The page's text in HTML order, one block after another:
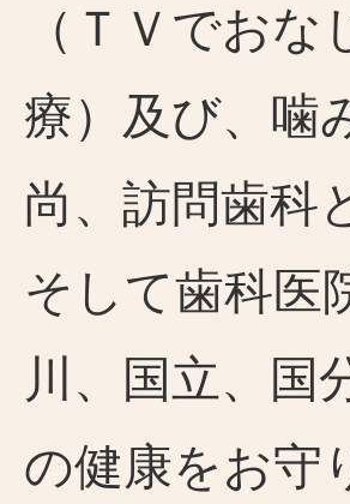
（ＴＶでお
療）及び、噛
尚、訪問歯科
そして歯科医
川、国立、国
の健康をお守